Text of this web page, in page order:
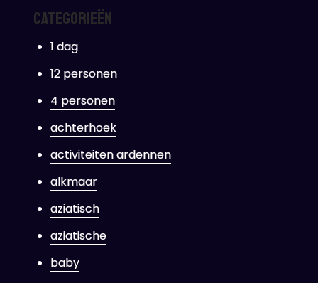
Categorieën
1 dag
12 personen
4 personen
achterhoek
activiteiten ardennen
alkmaar
aziatisch
aziatische
baby